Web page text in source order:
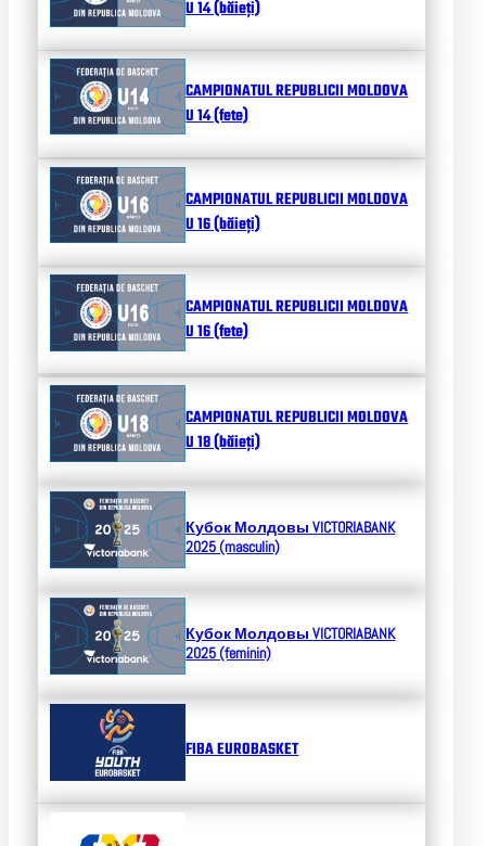
U 14 (băieți)
CAMPIONATUL REPUBLICII MOLDOVA
U 14 (fete)
CAMPIONATUL REPUBLICII MOLDOVA
U 16 (băieți)
CAMPIONATUL REPUBLICII MOLDOVA
U 16 (fete)
CAMPIONATUL REPUBLICII MOLDOVA
U 18 (băieți)
Кубок МолдовыVICTORIABANK
2025 (masculin)
Кубок МолдовыVICTORIABANK
2025 (feminin)
FIBA EUROBASKET